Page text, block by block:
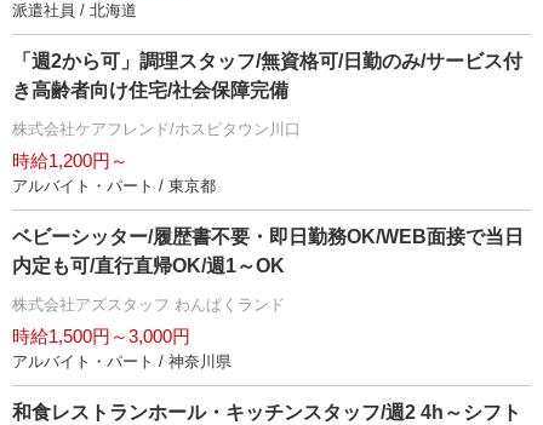
派遣社員 / 北海道
「週2から可」調理スタッフ/無資格可/日勤のみ/サービス付
き高齢者向け住宅/社会保障完備
株式会社ケアフレンド/ホスピタウン川口
時給1,200円～
アルバイト・パート / 東京都
ベビーシッター/履歴書不要・即日勤務OK/WEB面接で当日
内定も可/直行直帰OK/週1～OK
株式会社アズスタッフ わんぱくランド
時給1,500円～3,000円
アルバイト・パート / 神奈川県
和食レストランホール・キッチンスタッフ/週2 4h～シフト